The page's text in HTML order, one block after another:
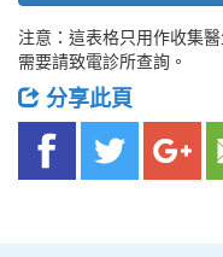
注意：這表格只用作收集
需要請致電診所查詢。
分享此頁